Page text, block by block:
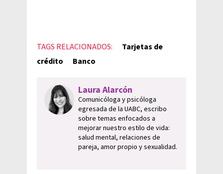
TAGS RELACIONADOS:
Tarjetas de
crédito
Banco
Laura Alarcón
Comunicóloga y psicóloga
egresada de la UABC, escribo
sobre temas enfocados a
mejorar nuestro estilo de vida:
salud mental, relaciones de
pareja, amor propio y sexualidad.